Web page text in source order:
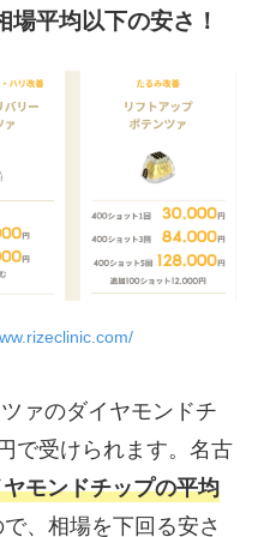
平均以下の安さ！
ァのダイヤモンドチ
で受けられます。名古
モンドチップの平均
、相場を下回る安さ